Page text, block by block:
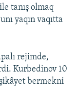
tanış olmaq
yaqın vaqıtta
rejimde,
Kurbedinov 10
bermekni